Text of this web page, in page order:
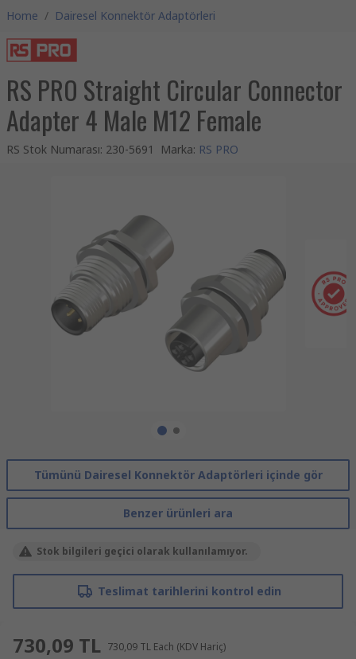
Home / Dairesel Konnektör Adaptörleri
RS PRO Straight Circular Connector
Adapter 4 Male M12 Female
RS Stok Numarası: 230-5691 Marka: RS PRO
Tümünü Dairesel Konnektör Adaptörleri içinde gör
Benzer ürünleri ara
Stok bilgileri geçici olarak kullanılamıyor.
Teslimat tarihlerini kontrol edin
730,09 TL 730,09 TL Each (KDV Hariç)